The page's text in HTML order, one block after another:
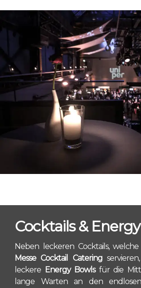
Cocktails &
Neben leckeren Cocktails,
Messe Cocktail Catering
leckere Energy Bowlsfür die
lange Warten an den